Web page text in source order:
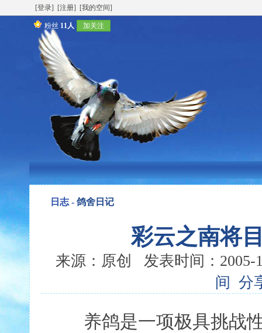
[登录] [注册] [我的空间]
粉丝 11人 加关注
日志 - 鸽舍日记
彩云之南将
来源：原创 发表时间：
间
分
养鸽是一项极具挑战性